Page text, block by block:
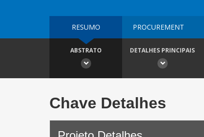
RESUMO PROCUREMENT
ABSTRATO DETALHES PRINCIPAIS
Chave Detalhes